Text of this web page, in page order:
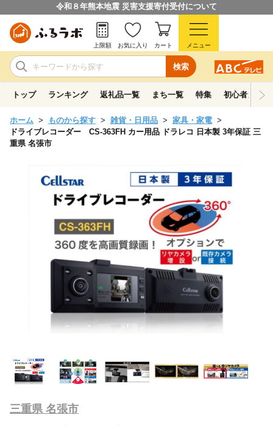
令和８年熊本地震 災害支援寄付受付について
検索
上限額 お気に入り カート メニュー
トップ ランキング 返礼品一覧 まち一覧 特集 初心者ガイド
ホーム ものから探す 雑貨・日用品
家具・家電
ドライブレコーダー CS-363FH カー用品 ドラレコ 日本製 3年保証 三
重県 名張市
三重県 名張市